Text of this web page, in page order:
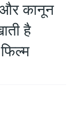
कानून
है